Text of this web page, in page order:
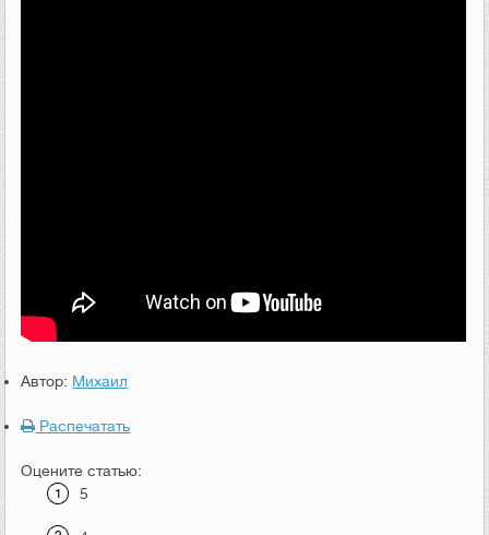
Автор: Михаил
Распечатать
Оцените статью:
5